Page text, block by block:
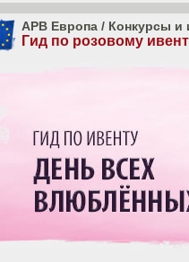
APB Европа / Конкурсы и
Гид по розовому